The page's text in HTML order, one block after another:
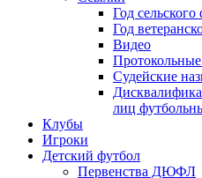
Год сельского
Год
Видео
Судейские
лиц
Клубы
Игроки
Детский футбол
Первенства ДЮФЛ